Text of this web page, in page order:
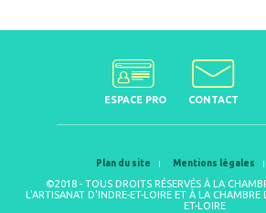
ESPACE PRO CONTACT
Plan du site Mentions légales
©2018 - TOUS DROITS RÉSERVÉS À LA
L'ARTISANAT D'INDRE-ET-LOIRE ET À LA
ET-LOIRE